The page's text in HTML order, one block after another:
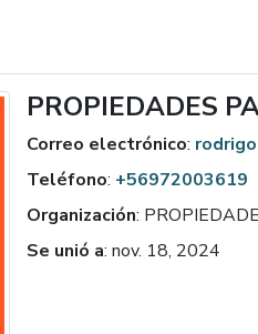
PROPIEDADES
Correo electrónico:
Teléfono: +56972003619
Organización:
Se unió a:nov. 18, 2024